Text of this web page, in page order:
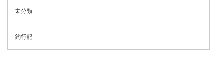
未分類
釣行記